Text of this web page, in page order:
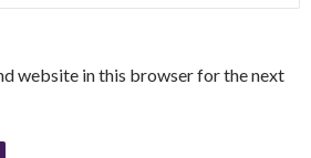
website in this browser for the next